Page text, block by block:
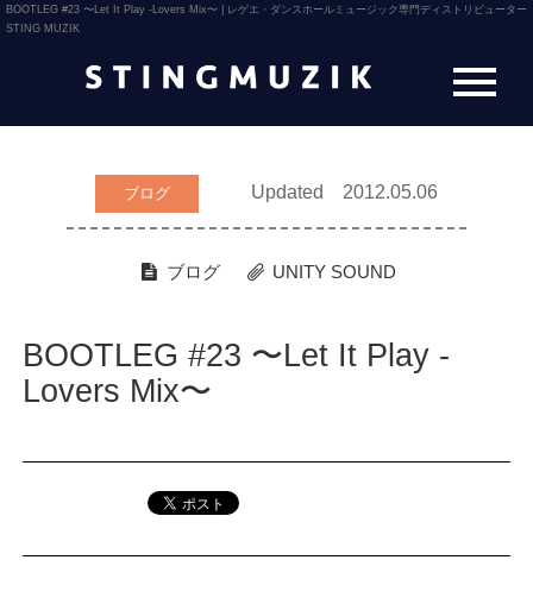
BOOTLEG #23 〜Let It Play -Lovers Mix〜 | レゲエ・ダンスホールミュージック専門ディストリビューター
STING MUZIK
ブログ Updated 2012.05.06
ブログ UNITY SOUND
BOOTLEG #23 〜Let It Play -
Lovers Mix〜